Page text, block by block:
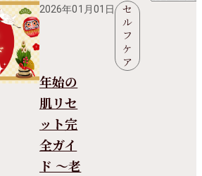
2026年01月01日
セ
ル
フ
ケ
ア
年始の
肌リセ
ット完
全ガイ
ド 〜老